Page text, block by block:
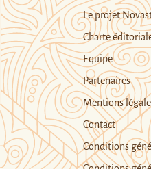
Le projet
Charte
Equipe
Partenaires
Mentions
Contact
Conditions